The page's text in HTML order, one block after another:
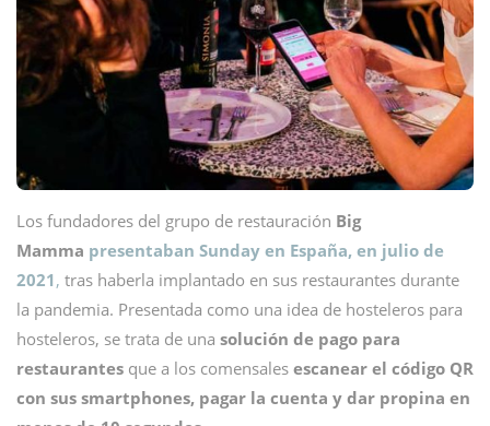
Los fundadores del grupo de restauración Big
Mamma presentaban Sunday en España, en julio de
2021 , tras haberla implantado en sus restaurantes durante
la pandemia. Presentada como una idea de hosteleros para
hosteleros, se trata de una solución de pago para
restaurantes que a los comensales escanear el código QR
con sus smartphones, pagar la cuenta y dar propina en